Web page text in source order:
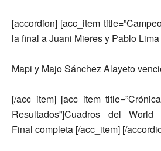
[accordion] [acc_item
la final aJuani Mieres y Pablo Lima
Mapi y Majo Sánchez Alayeto
[/acc_item] [acc_item
Resultados”]Cuadros del
Final completa [/acc_item] [/